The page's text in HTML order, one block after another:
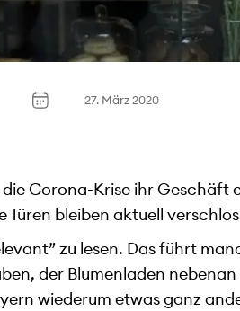
27. März 2020
Corona-Krise ihr Geschäft
Türen bleiben aktuell
zu lesen. Das führt
der Blumenladen
wiederum etwas ganz